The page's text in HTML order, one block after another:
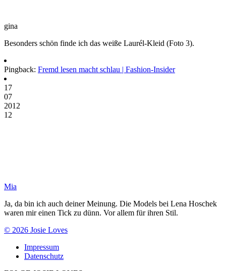
gina
Besonders schön finde ich das weiße Laurél-Kleid (Foto 3).
Pingback: Fremd lesen macht schlau | Fashion-Insider
17
07
2012
12
Mia
Ja, da bin ich auch deiner Meinung. Die Models bei Lena Hoschek
waren mir einen Tick zu dünn. Vor allem für ihren Stil.
© 2026 Josie Loves
Impressum
Datenschutz